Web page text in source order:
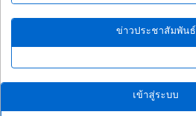
ข่าวประชาสัมพันธ์
เข้าสู่ระบบ